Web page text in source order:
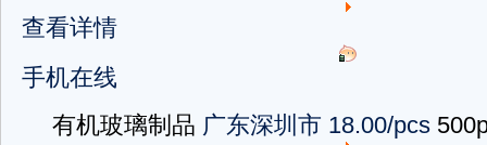
查看详情
手机在线
有机玻璃制品 广东深圳市 18.00/pcs